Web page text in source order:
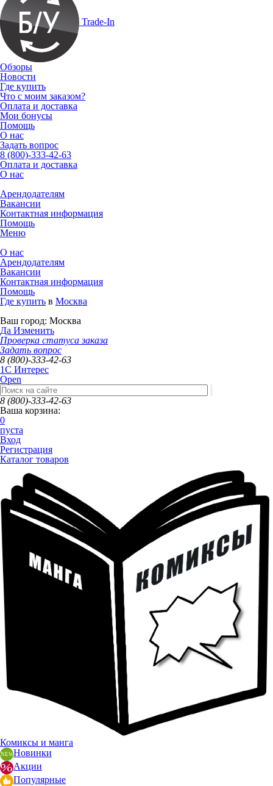
Trade-In
Обзоры
Новости
Где купить
Что с моим заказом?
Оплата и доставка
Мои бонусы
Помощь
О нас
Задать вопрос
8 (800)-333-42-63
Оплата и доставка
О нас
Арендодателям
Вакансии
Контактная информация
Помощь
Меню
О нас
Арендодателям
Вакансии
Контактная информация
Помощь
Где купить в Москва
Ваш город: Москва
Да Изменить
Проверка статуса заказа
Задать вопрос
8 (800)-333-42-63
1C Интерес
Open
8 (800)-333-42-63
Ваша корзина:
0
пуста
Вход
Регистрация
Каталог товаров
Комиксы и манга
Новинки
Акции
Популярные